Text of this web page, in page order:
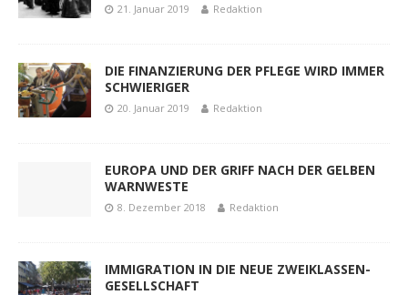
21. Januar 2019 Redaktion
DIE FINANZIERUNG DER PFLEGE WIRD IMMER
SCHWIERIGER
20. Januar 2019 Redaktion
EUROPA UND DER GRIFF NACH DER GELBEN
WARNWESTE
8. Dezember 2018 Redaktion
IMMIGRATION IN DIE NEUE ZWEIKLASSEN-
GESELLSCHAFT